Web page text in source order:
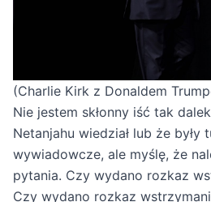
(Charlie Kirk z Donaldem
Nie jestem skłonny iść tak
Netanjahu wiedział lub że
wywiadowcze, ale myślę, że
pytania. Czy wydano rozkaz
Czy wydano rozkaz